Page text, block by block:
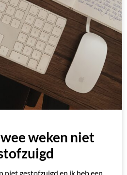
weken niet
niet gestofzuigd en ik heb een